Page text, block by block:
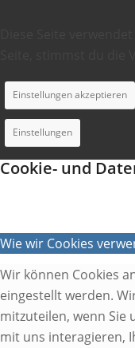
Einstellungen akzeptieren
Einstellungen
Cookie- und
Wie wir Cookies
Wir können Cookies
eingestellt werden.
mitzuteilen, wenn Sie
mit uns interagieren,